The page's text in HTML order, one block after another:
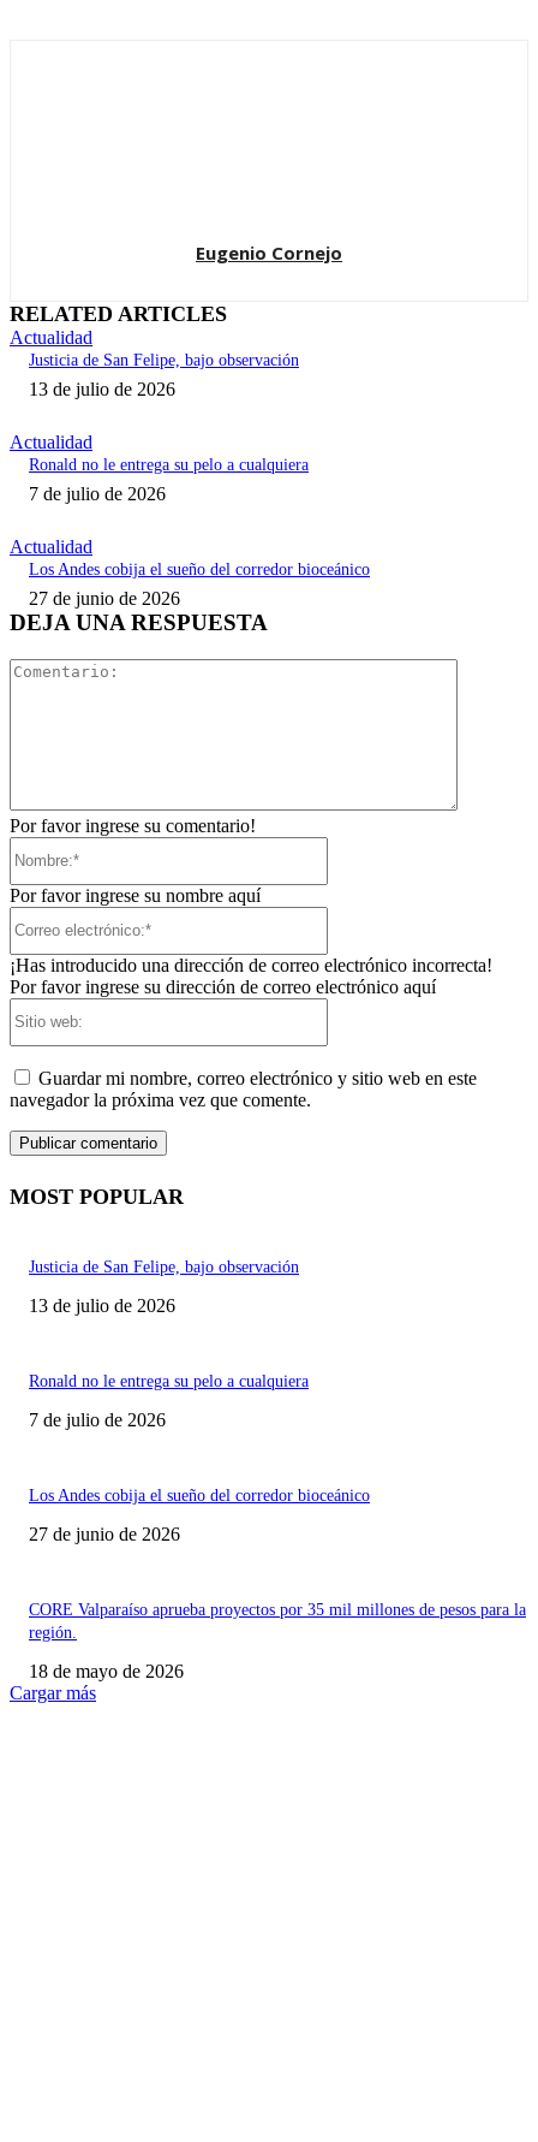
Eugenio Cornejo
RELATED ARTICLES
Actualidad
Justicia de San Felipe, bajo observación
13 de julio de 2026
Actualidad
Ronald no le entrega su pelo a cualquiera
7 de julio de 2026
Actualidad
Los Andes cobija el sueño del corredor bioceánico
27 de junio de 2026
DEJA UNA RESPUESTA
Por favor ingrese su comentario!
Por favor ingrese su nombre aquí
¡Has introducido una dirección de correo electrónico incorrecta!
Por favor ingrese su dirección de correo electrónico aquí
Guardar mi nombre, correo electrónico y sitio web en este
navegador la próxima vez que comente.
MOST POPULAR
Justicia de San Felipe, bajo observación
13 de julio de 2026
Ronald no le entrega su pelo a cualquiera
7 de julio de 2026
Los Andes cobija el sueño del corredor bioceánico
27 de junio de 2026
CORE Valparaíso aprueba proyectos por 35 mil millones de pesos para la
región.
18 de mayo de 2026
Cargar más